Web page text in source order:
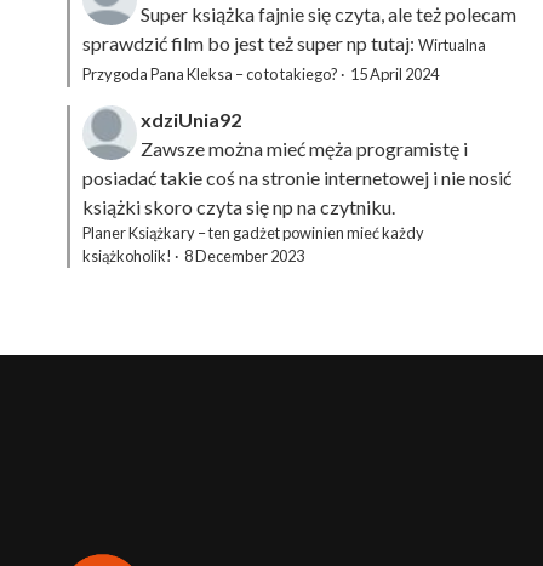
Super książka fajnie się czyta, ale też polecam
sprawdzić film bo jest też super np tutaj: Wirtualna
Przygoda Pana Kleksa – co to takiego? · 15 April 2024
xdziUnia92
Zawsze można mieć męża programistę i
posiadać takie coś na stronie internetowej i nie nosić
książki skoro czyta się np na czytniku.
Planer Książkary – ten gadżet powinien mieć każdy
książkoholik! · 8 December 2023